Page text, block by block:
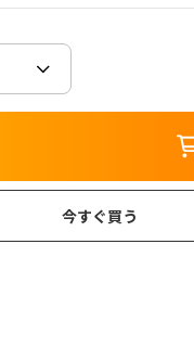
今すぐ買う